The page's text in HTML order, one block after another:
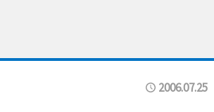
2006.07.25